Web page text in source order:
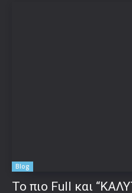
Blog
To πιο Full και